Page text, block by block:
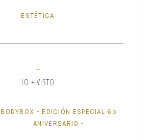
ESTÉTICA
LO + VISTO
BODYBOX - EDICIÓN ESPECIAL 6º
ANIVERSARIO -